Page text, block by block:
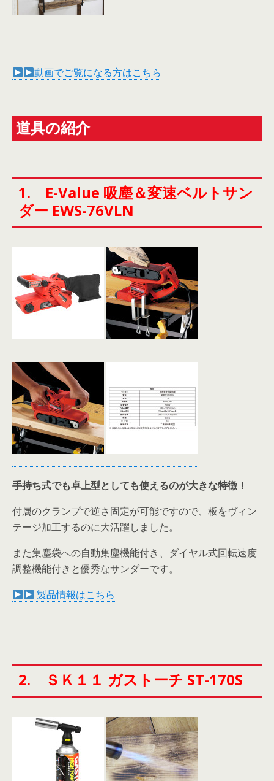
動画でご覧になる方はこちら
道具の紹介
1. E-Value 吸塵＆変速ベルトサン
ダー EWS-76VLN
手持ち式でも卓上型としても使えるのが大きな特徴！
付属のクランプで逆さ固定が可能ですので、板をヴィン
テージ加工するのに大活躍しました。
また集塵袋への自動集塵機能付き、ダイヤル式回転速度
調整機能付きと優秀なサンダーです。
製品情報はこちら
2. ＳＫ１１ ガストーチ ST-170S